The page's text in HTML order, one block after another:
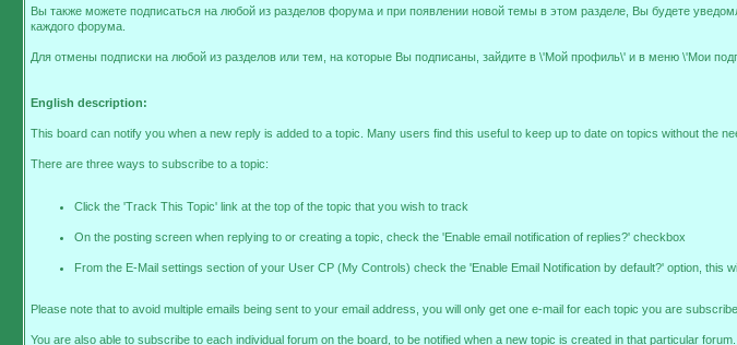
Вы также можете подписаться на любой из разделов форума и при появлении новой темы в этом разделе, Вы будете
каждого форума.
Для отмены подписки на любой из разделов или тем, на которые Вы подписаны, зайдите в \'Мой профиль\' и в меню \'Мои
English description:
This board can notify you when a new reply is added to a topic. Many users find this useful to keep up to date on topics without the
There are three ways to subscribe to a topic:
Click the 'Track This Topic' link at the top of the topic that you wish to track
On the posting screen when replying to or creating a topic, check the 'Enable email notification of replies?' checkbox
From the E-Mail settings section of your User CP (My Controls) check the 'Enable Email Notification by default?' option, this
Please note that to avoid multiple emails being sent to your email address, you will only get one e-mail for each topic you are
You are also able to subscribe to each individual forum on the board, to be notified when a new topic is created in that particular